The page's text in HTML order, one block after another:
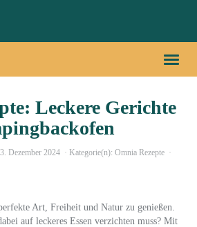
Toggle
Leckere Gerichte
Dezember 2024 Kategorie(n): Omnia Rezepte
Art, Freiheit und Natur zu genießen.
auf leckeres Essen verzichten muss? Mit